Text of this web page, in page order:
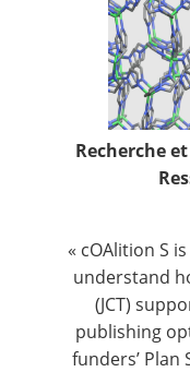
Nous suivre
Recherche
« cOAlition S
understand
(JCT)
publishing
funders’ Plan